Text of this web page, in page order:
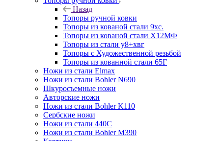
Назад
Топоры ручной ковки
Топоры из кованой стали 9хс.
Топоры из кованой стали Х12МФ
Топоры из стали у8+хвг
Топоры с Художественной резьбой
Топоры из кованной стали 65Г
Ножи из стали Elmax
Ножи из стали Bohler N690
Шкуросъемные ножи
Авторские ножи
Ножи из стали Bohler K110
Сербские ножи
Ножи из стали 440С
Ножи из стали Bohler M390